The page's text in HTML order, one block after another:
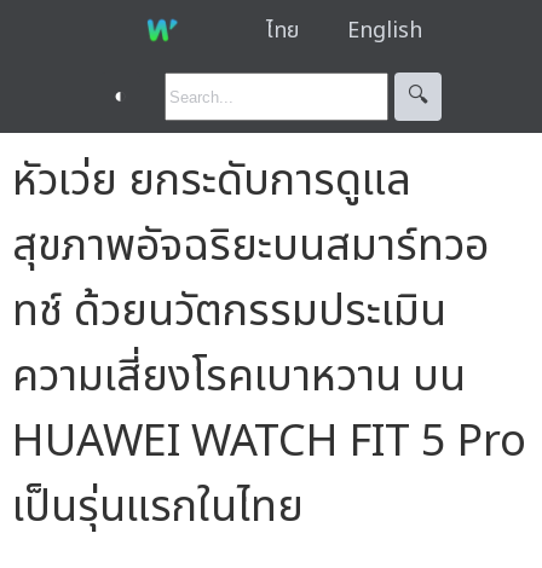
ไทย English
◐ 🔍︎
หัวเว่ย ยกระดับการดูแล
สุขภาพอัจฉริยะบนสมาร์ทวอ
ทช์ ด้วยนวัตกรรมประเมิน
ความเสี่ยงโรคเบาหวาน บน
HUAWEI WATCH FIT 5 Pro
เป็นรุ่นแรกในไทย